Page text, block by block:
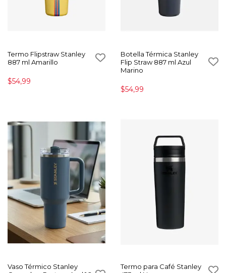
Termo Flipstraw Stanley
887 ml Amarillo
$54,99
Botella Térmica Stanley
Flip Straw 887 ml Azul
Marino
$54,99
Vaso Térmico Stanley
Termo para Café Stanley